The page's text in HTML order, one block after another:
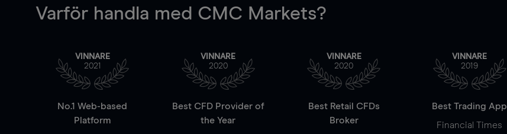
Varför handla med CMC Markets?
VINNARE
2021
No.1 Web-based
Platform
VINNARE
2020
Best CFD Provider of
the Year
VINNARE
2020
Best Retail CFDs
Broker
VINNARE
2019
Best Trading App
Financial Times